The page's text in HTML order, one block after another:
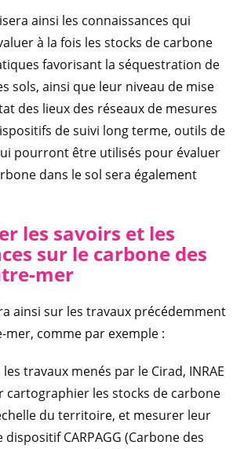
ainsi les connaissances qui
à la fois les stocks de carbone
favorisant la séquestration de
sols, ainsi que leur niveau de mise
des lieux des réseaux de mesures
de suivi long terme, outils de
pourront être utilisés pour évaluer
dans le sol sera également
les savoirs et les
sur le carbone des
mer
ainsi sur les travaux précédemment
mer, comme par exemple :
les travaux menés par le Cirad, INRAE
cartographier les stocks de carbone
du territoire, et mesurer leur
dispositif CARPAGG (Carbone des